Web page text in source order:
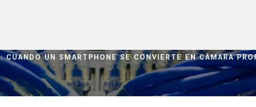
CUANDO UN SMARTPHONE SE CONVIERTE EN CÁMARA